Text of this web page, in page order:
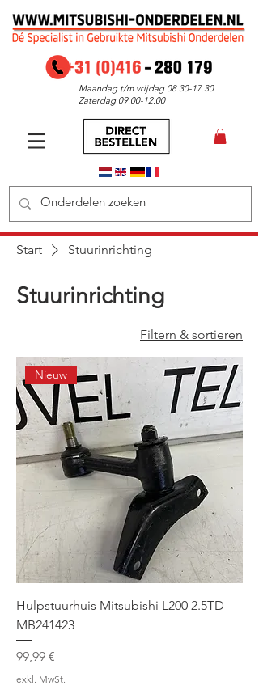
Maandag t/m vrijdag 08.30-17.30
Zaterdag 09.00-12.00
Start Stuurinrichting
Stuurinrichting
Filtern & sortieren
Nieuw
Hulpstuurhuis Mitsubishi L200 2.5TD -
MB241423
Preis
99,99 €
exkl. MwSt.